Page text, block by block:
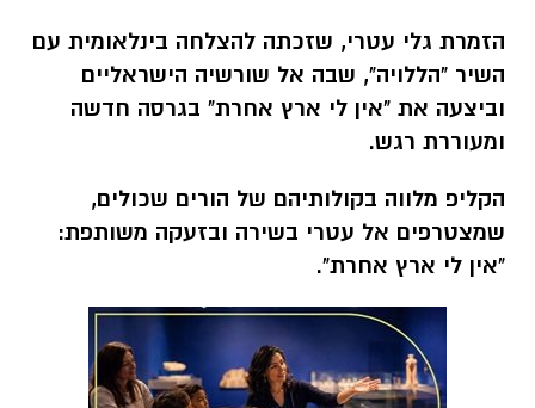
הזמרת גלי עטרי, שזכתה להצלחה בינלאומית עם
השיר "הללויה", שבה אל שורשיה הישראליים
וביצעה את "אין לי ארץ אחרת" בגרסה חדשה
ומעוררת רגש.
הקליפ מלווה בקולותיהם של הורים שכולים,
שמצטרפים אל עטרי בשירה ובזעקה משותפת:
"אין לי ארץ אחרת".